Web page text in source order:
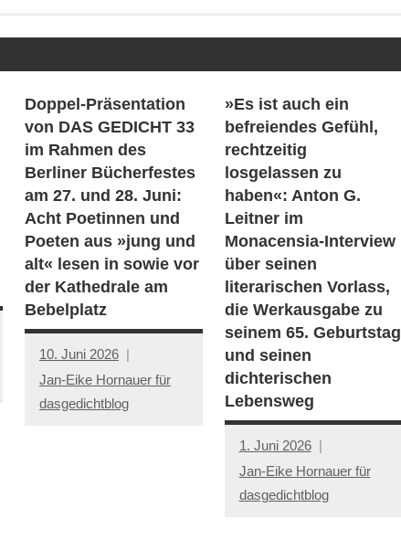
Doppel-Präsentation
von DAS GEDICHT 33
im Rahmen des
Berliner Bücherfestes
am 27. und 28. Juni:
Acht Poetinnen und
Poeten aus »jung und
alt« lesen in sowie vor
der Kathedrale am
Bebelplatz
10. Juni 2026
Jan-Eike Hornauer für
dasgedichtblog
»Es ist auch ein
befreiendes Gefühl,
rechtzeitig
losgelassen zu
haben«: Anton G.
Leitner im
Monacensia-Interview
über seinen
literarischen Vorlass,
die Werkausgabe zu
seinem 65. Geburtstag
und seinen
dichterischen
Lebensweg
1. Juni 2026
Jan-Eike Hornauer für
dasgedichtblog